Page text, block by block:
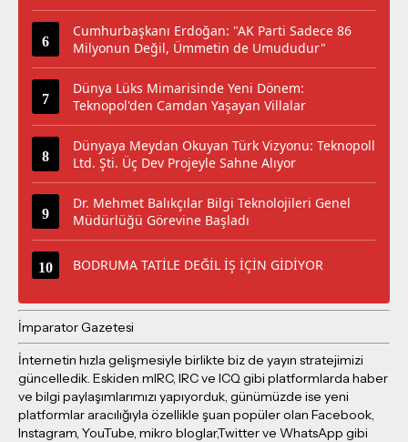
Cumhurbaşkanı Erdoğan: "AK Parti Sadece 86
Milyonun Değil, Ümmetin de Umududur"
Dünya Lüks Mimarisinde Yeni Dönem:
Teknopol'den Camdan Yaşayan Villalar
Dünyaya Meydan Okuyan Türk Vizyonu: Teknopoll
Ltd. Şti. Üç Dev Projeyle Sahne Alıyor
Dr. Mehmet Balıkçılar Bilgi Teknolojileri Genel
Müdürlüğü Görevine Başladı
BODRUMA TATİLE DEĞİL İŞ İÇİN GİDİYOR
İmparator Gazetesi
İnternetin hızla gelişmesiyle birlikte biz de yayın stratejimizi
güncelledik. Eskiden mIRC, IRC ve ICQ gibi platformlarda haber
ve bilgi paylaşımlarımızı yapıyorduk, günümüzde ise yeni
platformlar aracılığıyla özellikle şuan popüler olan Facebook,
Instagram, YouTube, mikro bloglar,Twitter ve WhatsApp gibi